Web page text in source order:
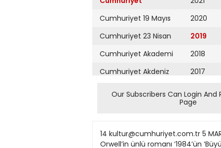
Cumhuriyet 19 Mayıs
Cumhuriyet 23 Nisan
Cumhuriyet Akademi
Cumhuriyet Akdeniz
Cumhuriyet Alışveriş
Cumhuriyet Ankara
2020
2019
2018
2017
2016
2015
2013
Our Subscribers Can Login And
Page
14 kultur@cumhuriyet.com.tr 5 MART 2019 SALI KÜLTÜR EDİTÖR: ÖZNUR OĞRAŞ ÇOLAK TASARIM: İLKNUR FİLİZ ‘Büyük Birader’in George Orwell’in ünlü romanı ‘1984’ün ‘Büyük Gözaltı’ başlıklı sahne uyarlaması, içinde bulunduğumuz tiyatro döneminin üstünde düşünmeye değer oyunlarından biri olarak öne çıkıyor. Robert Evans, Wilton E. Hall ve William A. Miles’ın yazdığı metni, Artun Özsemerciyan ve Celal Üster’in oyun/roman çevirilerinden yararlanarak Taner Barlas kurgulamış, Rutkay Aziz de sahnelemiş. Perdeci Oyuncuları’nın sunduğu oyun bir Aysa Prodüksiyon Tiyatrosu yapımı. ‘1984’ İngiliz edebiyatının en ünlü distopyalarından biridir. İnsanlık için en özlenir (‘ideal’) sayılan düşsel koşulların dile geldiği ‘ütopya’ anlayışının tam tersini imleyen ‘distopya’ kavramı, yaşamdaki doğal dengelerin insanı kısıtlayacak biçimde alt üst edildiği varoluş durumlarını irdeler. Orwell, 1949 yılında toplumu ‘baskıcı’ yöntemlerle denetim altında tutan ‘totaliter’ rejimleri hedef alarak yazdığı romanının öyküsünü, ‘uzak bir gelecek’ olarak düşündüğü 1984 yılına yerleştirmişti. Günümüzdeyse Orwell’in yapıtını ‘bilimkurgu’ anlayışına yakın bir öykü olarak okumuyoruz. Yazarın politiktoplumsal tartışmasının güncel bir geçerlilik taşıdığını, dünyayı, toplumları ve içinde yaşadığımız koşulları düşündüğümüzde hemen görebiliyoruz. Varoluşumuzun politik/ekonomik/toplumsal düzeyde, küresel/emperyalist/faşist güçlerce baskı altında tutularak, bir distopya ortamına doğru çekildiğini yadsımak olası mı? Perdeci Oyuncuları’nın, Orwell’in yaptığı ‘uyarı’yı sergileme amacı da bu... Beyni yıkanmış toplum Olay ‘düş ürünü’ bir ülkede geçiyor. Bu ülkenin insanları bir otomatlar toplumu olup çıkmış gözü üstünüzde ‘1984 BÜYÜK GÖZALTI’ ENKA Kültür Sanat Sahnesi, yeni haftada George Orwell’in kült romanı 1984’ten uyarlanan “1984Büyük Gözaltı” oyununa ev sahipliği yapıyor. Dikta rejiminin hüküm sürdüğü bir korku evreninin tasviri olan oyun, bugün saat 20.30’da izleyiciyle buluşacak. tır. Başta ‘medya’, çeşitli beyin yıkama yöntemleriyle değerleri, davranış biçimleri, dahası duyguları bile denetim altına alınmıştır. İnsanlar ‘gerçekler’i görme yerine, çeşitli aldatma/manipülasyon yöntemleriyle geçerli kılınan ‘posttruth’ (gerçek sonrası) algılara bağlı kılınmıştır. Çarpım kuralları bile değişmiş, ‘2 x 2 = 5’ olmuştur. Toplumu avucunun içine almış olan ‘Büyük Birader’ her an televizyonda boy göstermek te, korkutucu bakışları ve öfkeli sesiyle yalanlar savurmakta, ‘bireysel özgürlük’ hevesindekilere sürekli olarak gözdağı vermektedir. Bir tür düşünsel ve duygusal köleliktir yaşanan. Amaçlanana ters